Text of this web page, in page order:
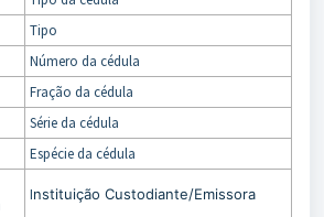
Tipo
Número da cédula
Fração da cédula
Série da cédula
Espécie da cédula
Instituição Custodiante/Emissora